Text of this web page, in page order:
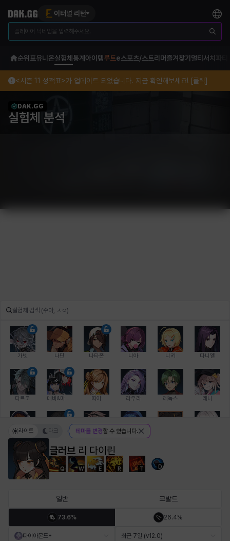
이터널 리턴
순위표유니온실험체 통계 아이템루트e스포츠/스트리머 즐겨찾기 멀티서치 파티
<시즌 11 성적표>가 업데이트 되었습니다. 지금 확인해보세요! [클릭]
DAK.GG
실험체 분석
가넷 나딘 나타폰 니아 니키 다니엘
다르코 띠아 라우라 레녹스 레니
레온 루크 르노어
바바라 버니스 블레어
글러브 리 다이린
Q W E R T D
라이트 다크 테마를 변경할 수 있습니다.
일반 코발트
73.6% 26.4%
다이아몬드+ 최근 7일 (v12.0)